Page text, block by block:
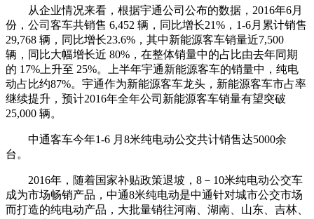
从企业情况来看，根据宇通公司公布的数据，2016年6月
份，公司客车共销售 6,452 辆，同比增长21%，1-6月累计销售
29,768 辆，同比增长23.6%，其中新能源客车销量近7,500
辆，同比大幅增长近 80%，在整体销量中的占比由去年同期
的 17%上升至 25%。上半年宇通新能源客车的销量中，纯电
动占比约87%。宇通作为新能源客车龙头，新能源客车市占率
继续提升，预计2016年全年公司新能源客车销量有望突破
25,000 辆。
中通客车今年1-6 月8米纯电动公交共计销售达5000余
台。
2016年，随着国家补贴政策退坡，8－10米纯电动公交车
成为市场畅销产品，中通8米纯电动是中通针对城市公交市场
而打造的纯电动产品，大批量销往河南、湖南、山东、吉林、